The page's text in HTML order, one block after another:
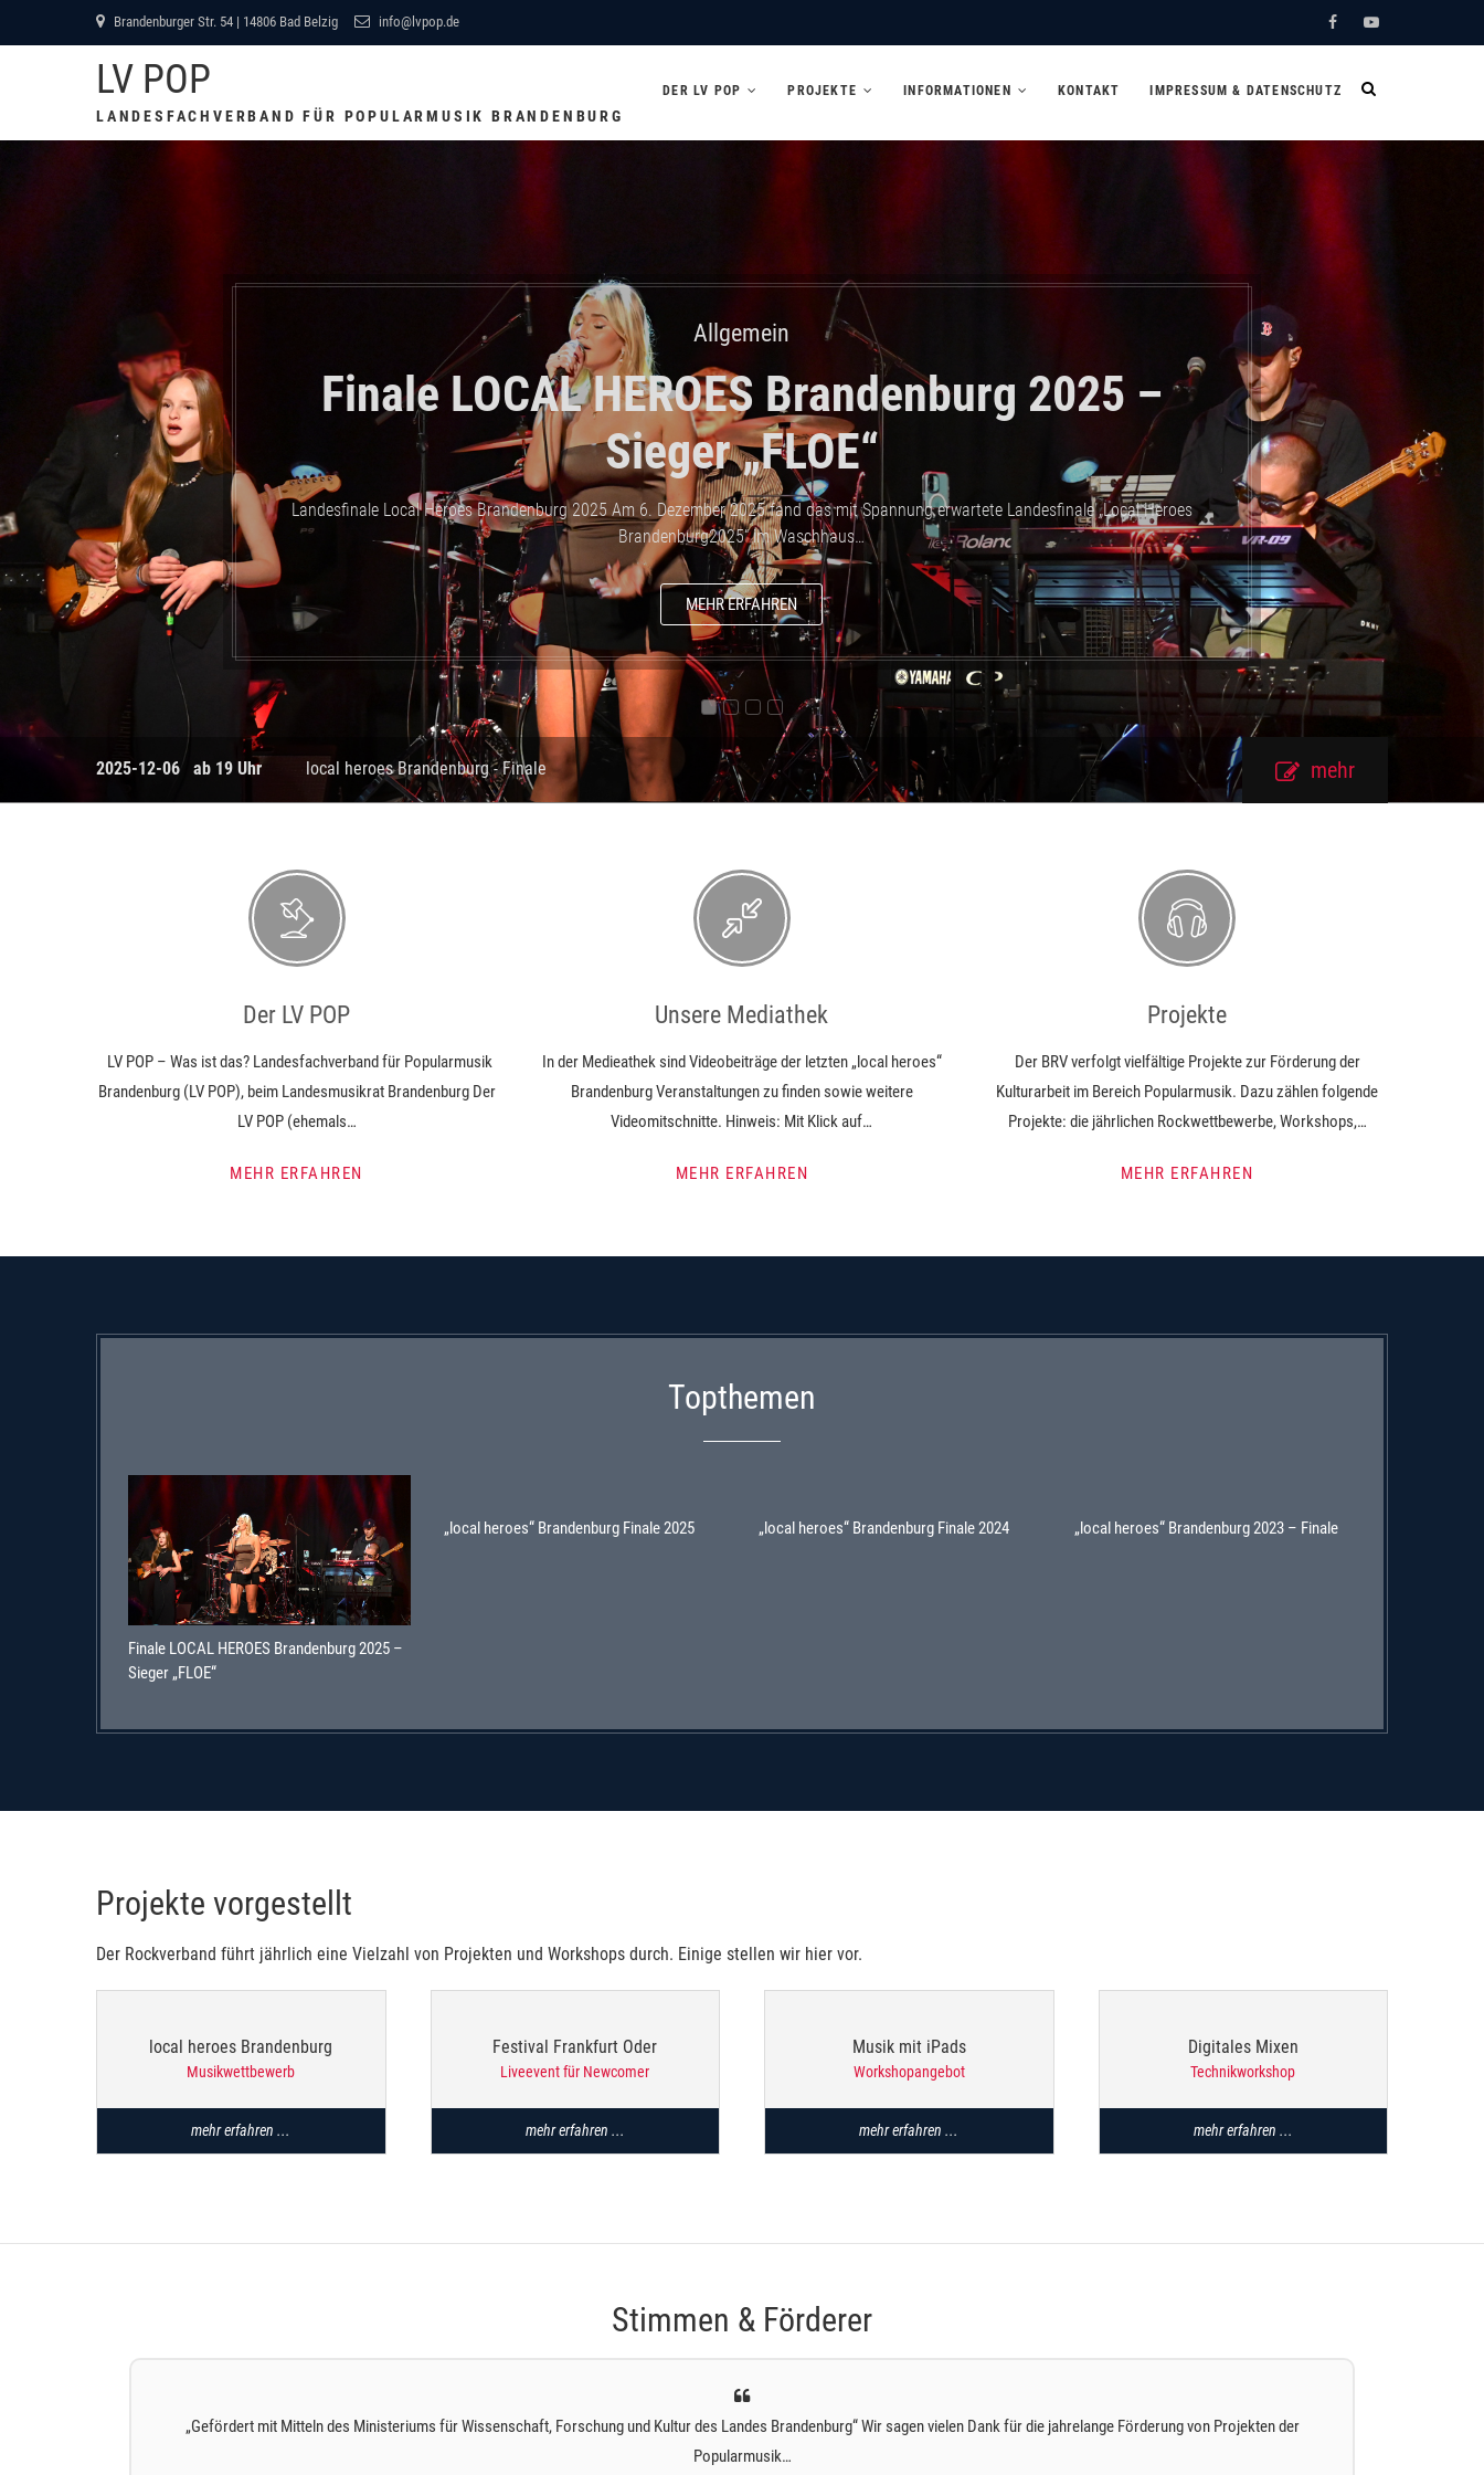
to
Brandenburger Str. 54 | 14806 Bad Belzig info@lvpop.de FacebookYoutube
LV POP
LANDESFACHVERBAND FÜR POPULARMUSIK BRANDENBURG
DER LV POP PROJEKTE INFORMATIONEN KONTAKT IMPRESSUM & DATENSCHUTZ
Allgemein
Finale LOCAL HEROES Brandenburg 2025 –
Sieger „FLOE“
Landesfinale Local Heroes Brandenburg 2025 Am 6. Dezember 2025 fand das mit Spannung erwartete Landesfinale „Local Heroes
Brandenburg2025“ im Waschhaus…
MEHR ERFAHREN
2025-12-06 ab 19 Uhr local heroes Brandenburg - Finale mehr
Der LV POP
LV POP – Was ist das? Landesfachverband für Popularmusik
Brandenburg (LV POP), beim Landesmusikrat Brandenburg Der
LV POP (ehemals…
MEHR ERFAHREN
Unsere Mediathek
In der Medieathek sind Videobeiträge der letzten „local heroes“
Brandenburg Veranstaltungen zu finden sowie weitere
Videomitschnitte. Hinweis: Mit Klick auf…
MEHR ERFAHREN
Projekte
Der BRV verfolgt vielfältige Projekte zur Förderung der
Kulturarbeit im Bereich Popularmusik. Dazu zählen folgende
Projekte: die jährlichen Rockwettbewerbe, Workshops,…
MEHR ERFAHREN
Topthemen
Finale LOCAL HEROES Brandenburg 2025 –
Sieger „FLOE“
„local heroes“ Brandenburg Finale 2025 „local heroes“ Brandenburg Finale 2024 „local heroes“ Brandenburg 2023 – Finale
Projekte vorgestellt
Der Rockverband führt jährlich eine Vielzahl von Projekten und Workshops durch. Einige stellen wir hier vor.
local heroes Brandenburg
Musikwettbewerb
mehr erfahren ...
Festival Frankfurt Oder
Liveevent für Newcomer
mehr erfahren ...
Musik mit iPads
Workshopangebot
mehr erfahren ...
Digitales Mixen
Technikworkshop
mehr erfahren ...
Stimmen & Förderer
„Gefördert mit Mitteln des Ministeriums für Wissenschaft, Forschung und Kultur des Landes Brandenburg“ Wir sagen vielen Dank für die jahrelange Förderung von Projekten der
Popularmusik…